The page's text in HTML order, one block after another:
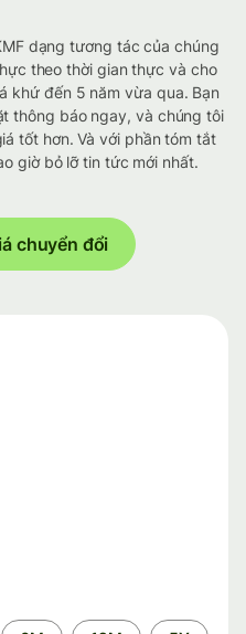
dạng tương tác của chúng
theo thời gian thực và cho
khứ đến 5 năm vừa qua. Bạn
thông báo ngay, và chúng tôi
tốt hơn. Và với phần tóm tắt
giờ bỏ lỡ tin tức mới nhất.
chuyển đổi